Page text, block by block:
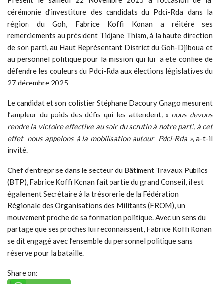
cérémonie d’investiture des candidats du Pdci-Rda dans la
région du Goh, Fabrice Koffi Konan a réitéré ses
remerciements au président Tidjane Thiam, à la haute direction
de son parti, au Haut Représentant District du Goh-Djiboua et
au personnel politique pour la mission qui lui a été confiée de
défendre les couleurs du Pdci-Rda aux élections législatives du
27 décembre 2025.
Le candidat et son colistier Stéphane Dacoury Gnago mesurent
l’ampleur du poids des défis qui les attendent, « nous devons
rendre la victoire effective au soir du scrutin à notre parti, à cet
effet nous appelons à la mobilisation autour Pdci-Rda », a-t-il
invité.
Chef d’entreprise dans le secteur du Bâtiment Travaux Publics
(BTP), Fabrice Koffi Konan fait partie du grand Conseil, il est
également Secrétaire à la trésorerie de la Fédération
Régionale des Organisations des Militants (FROM), un
mouvement proche de sa formation politique. Avec un sens du
partage que ses proches lui reconnaissent, Fabrice Koffi Konan
se dit engagé avec l’ensemble du personnel politique sans
réserve pour la bataille.
Share on: